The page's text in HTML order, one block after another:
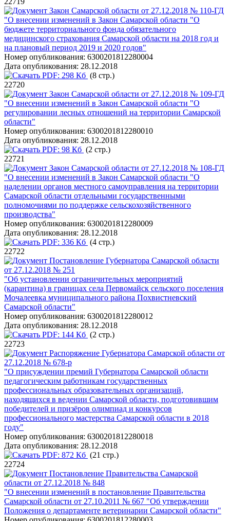
Закон Самарской области от 27.12.2018 № 110-ГД
"О внесении изменений в Закон Самарской области "О
бюджете территориального фонда обязательного
медицинского страхования Самарской области на 2018 год и
на плановый период 2019 и 2020 годов"
Номер опубликования: 6300201812280004
Дата опубликования: 28.12.2018
PDF: 298 Кб (8 стр.)
22720
Закон Самарской области от 27.12.2018 № 109-ГД
"О внесении изменений в Закон Самарской области "О
регулировании лесных отношений на территории Самарской
области"
Номер опубликования: 6300201812280010
Дата опубликования: 28.12.2018
PDF: 98 Кб (2 стр.)
22721
Закон Самарской области от 27.12.2018 № 108-ГД
"О внесении изменений в Закон Самарской области "О
наделении органов местного самоуправления на территории
Самарской области отдельными государственными
полномочиями по поддержке сельскохозяйственного
производства"
Номер опубликования: 6300201812280009
Дата опубликования: 28.12.2018
PDF: 336 Кб (4 стр.)
22722
Постановление Губернатора Самарской области
от 27.12.2018 № 251
"Об установлении ограничительных мероприятий
(карантина) в границах села Первомайск сельского поселения
Мочалеевка муниципального района Похвистневский
Самарской области"
Номер опубликования: 6300201812280012
Дата опубликования: 28.12.2018
PDF: 144 Кб (2 стр.)
22723
Распоряжение Губернатора Самарской области от
27.12.2018 № 678-р
"О присуждении премий Губернатора Самарской области
педагогическим работникам государственных
профессиональных образовательных организаций,
находящихся в ведении Самарской области, подготовившим
победителей и призёров олимпиад и конкурсов
профессионального мастерства Самарской области в 2018
году"
Номер опубликования: 6300201812280018
Дата опубликования: 28.12.2018
PDF: 872 Кб (21 стр.)
22724
Постановление Правительства Самарской
области от 27.12.2018 № 848
"О внесении изменений в постановление Правительства
Самарской области от 27.10.2011 № 667 "Об утверждении
Положения о департаменте ветеринарии Самарской области"